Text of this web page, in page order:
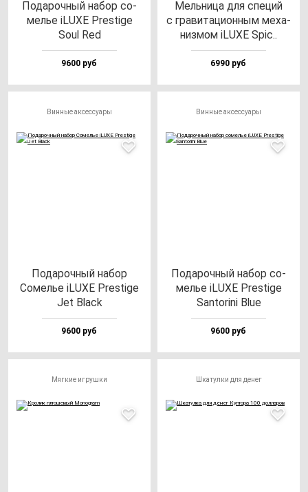
Пода­роч­ный на­бор со­
мелье iLUXE Pres­ti­ge
Soul Red
9600 руб
Мель­ни­ца для спе­ций
с гра­ви­та­ци­он­ным ме­ха­
низ­мом iLUXE Spic..
6990 руб
Винные аксессуары
Пода­роч­ный на­бор
Сомелье iLUXE Pres­ti­ge
Jet Black
9600 руб
Винные аксессуары
Пода­роч­ный на­бор со­
мелье iLUXE Pres­ti­ge
San­to­ri­ni Blue
9600 руб
Мягкие игрушки Шкатулки для денег